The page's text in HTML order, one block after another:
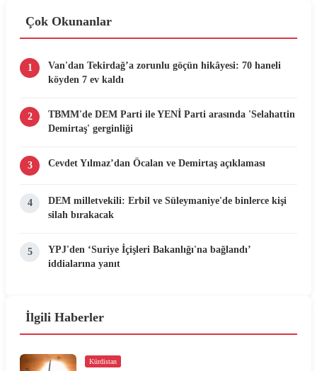
Çok Okunanlar
1
Van'dan Tekirdağ’a zorunlu göçün hikâyesi: 70 haneli
köyden 7 ev kaldı
2
TBMM'de DEM Parti ile YENİ Parti arasında 'Selahattin
Demirtaş' gerginliği
3 Cevdet Yılmaz’dan Öcalan ve Demirtaş açıklaması
4
DEM milletvekili: Erbil ve Süleymaniye'de binlerce kişi
silah bırakacak
5
YPJ'den ‘Suriye İçişleri Bakanlığı'na bağlandı’
iddialarına yanıt
İlgili Haberler
Kürdistan